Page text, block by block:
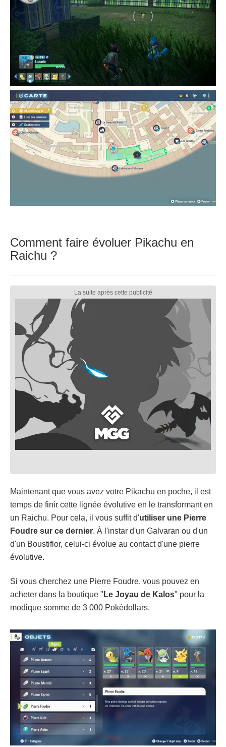
Comment faire évoluer Pikachu en
Raichu ?
Maintenant que vous avez votre Pikachu en poche, il est
temps de finir cette lignée évolutive en le transformant en
un Raichu. Pour cela, il vous suffit d'utiliser une Pierre
Foudre sur ce dernier. À l'instar d'un Galvaran ou d'un
d'un Boustiflor, celui-ci évolue au contact d'une pierre
évolutive.
Si vous cherchez une Pierre Foudre, vous pouvez en
acheter dans la boutique " Le Joyau de Kalos" pour la
modique somme de 3 000 Pokédollars.